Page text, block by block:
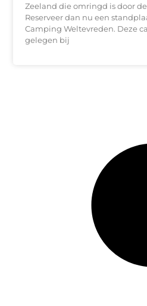
Zeeland die omringd is door
Reserveer dan nu een
Camping Weltevreden. Deze
gelegen bij